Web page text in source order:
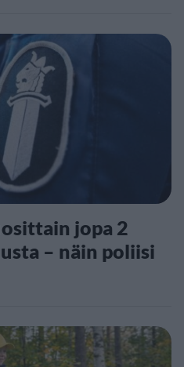
jopa 2
– näin poliisi